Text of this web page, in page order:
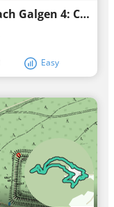
Senderisme circular Kleinheubach Galgen 4: Camí panoràmic
Easy